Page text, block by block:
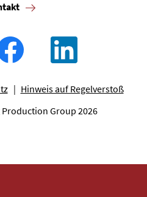
Hinweis auf Regelverstoß
Group 2026